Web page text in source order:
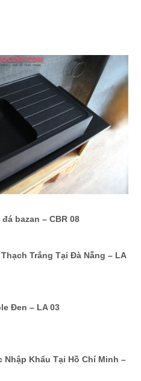
bazan – CBR 08
Trắng Tại Đà Nẵng – LA
Đen – LA 03
Nhập Khẩu Tại Hồ Chí Minh –